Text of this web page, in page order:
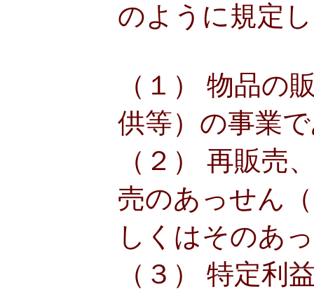
のように規定
（１） 物品の
供等）の事業
（２） 再販売
売のあっせん
しくはそのあ
（３） 特定利